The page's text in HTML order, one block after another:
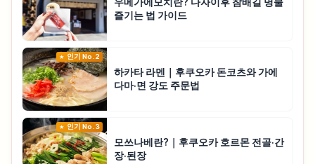
즐기는 법 가이드
인기 No.2
하카타 라멘｜후쿠오카 돈코츠와 가에
다마·면 강도 주문법
인기 No.3
모쓰나베란?｜후쿠오카 호르몬 전골·간
장·된장